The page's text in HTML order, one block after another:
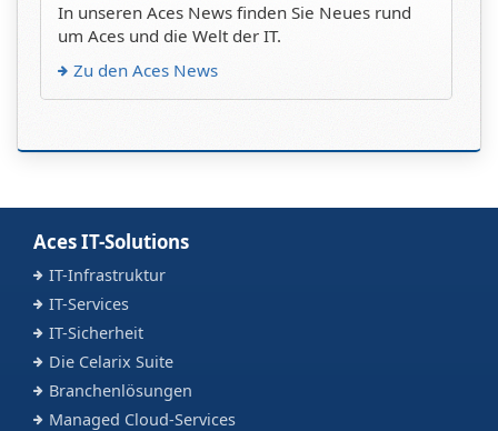
In unseren Aces News finden Sie Neues rund
um Aces und die Welt der IT.
Zu den Aces News
Aces IT-Solutions
IT-Infrastruktur
IT-Services
IT-Sicherheit
Die Celarix Suite
Branchenlösungen
Managed Cloud-Services